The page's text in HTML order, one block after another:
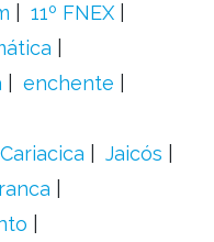
11º FNEX
enchente
Cariacica
Jaicós